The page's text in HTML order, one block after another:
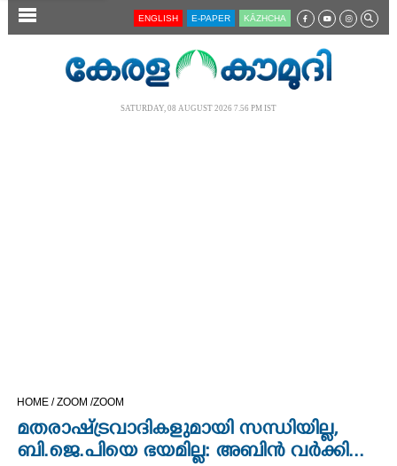
SECTIONS ENGLISH E-PAPER KĀZHCHA
SATURDAY, 08 AUGUST 2026 7.56 PM IST
HOME /ZOOM /ZOOM
മതരാഷ്ട്രവാദികളുമായി സന്ധിയില്ല,
ബി.ജെ.പിയെ ഭയമില്ല: അബിൻ വർക്കി...